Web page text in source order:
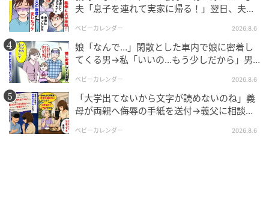
ウーマンエキサイト
夫「息子を連れて実家に帰る！」翌日、夫が
ベビーカレンダー 2026.8.6
娘「なんで…」閑散とした車内で娘に密着し
てくる男→私「いいの…もう少しだから」男
ベビーカレンダー 2026.8.6
「大学出てないから文字が読めないのね」義
母が両親へ侮辱の手紙を送付→義父に相談
ベビーカレンダー 2026.8.6